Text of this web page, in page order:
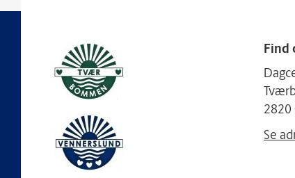
Find
2820
Se